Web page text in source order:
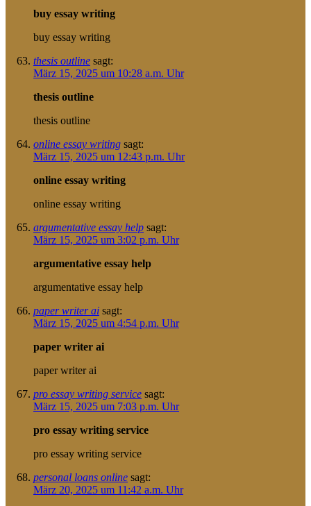
buy essay writing
buy essay writing
thesis outline sagt:
März 15, 2025 um 10:28 a.m. Uhr
thesis outline
thesis outline
online essay writing sagt:
März 15, 2025 um 12:43 p.m. Uhr
online essay writing
online essay writing
argumentative essay help sagt:
März 15, 2025 um 3:02 p.m. Uhr
argumentative essay help
argumentative essay help
paper writer ai sagt:
März 15, 2025 um 4:54 p.m. Uhr
paper writer ai
paper writer ai
pro essay writing service sagt:
März 15, 2025 um 7:03 p.m. Uhr
pro essay writing service
pro essay writing service
personal loans online sagt:
März 20, 2025 um 11:42 a.m. Uhr